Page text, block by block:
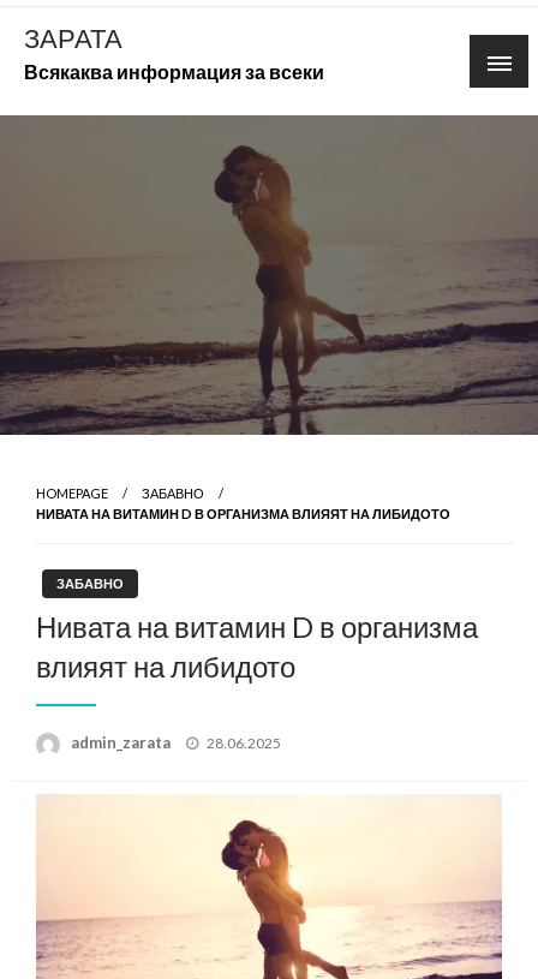
Skip
content
ЗАРАТА
Всякаква информация за всеки
HOMEPAGE
ЗАБАВНО
НИВАТА НА ВИТАМИН D В ОРГАНИЗМА ВЛИЯЯТ НА ЛИБИДОТО
ЗАБАВНО
Нивата на витамин D в организма
влияят на либидото
admin_zarata
Posted
28.06.2025